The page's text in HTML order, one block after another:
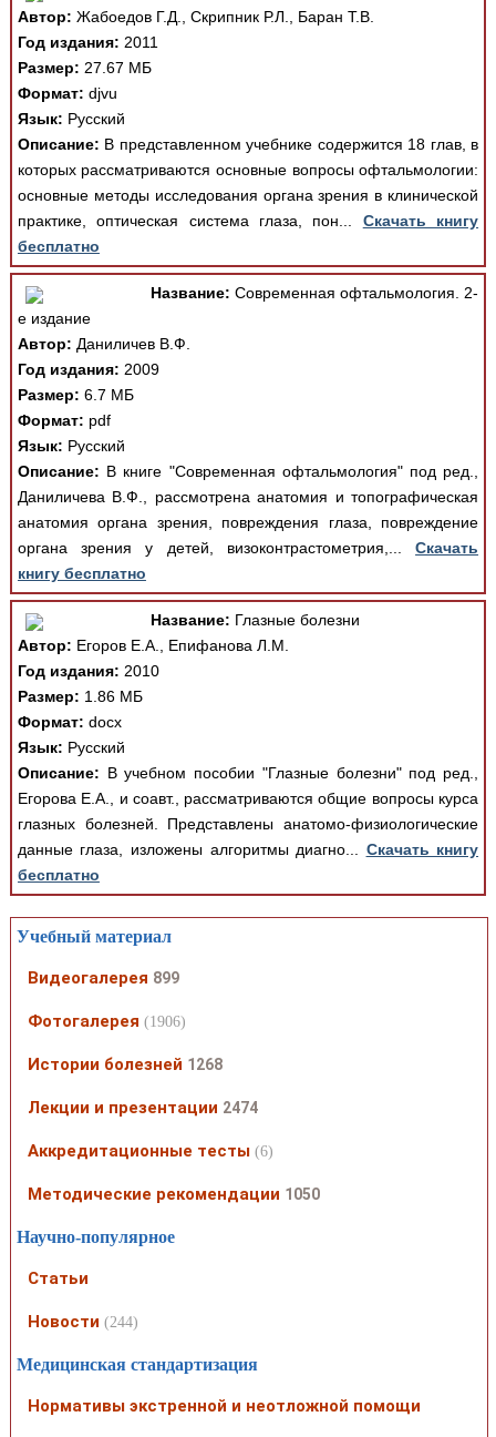
Автор: Жабоедов Г.Д., Скрипник Р.Л., Баран Т.В.
Год издания: 2011
Размер: 27.67 МБ
Формат: djvu
Язык: Русский
Описание: В представленном учебнике содержится 18 глав, в
которых рассматриваются основные вопросы офтальмологии:
основные методы исследования органа зрения в клинической
практике, оптическая система глаза, пон... Скачать книгу
бесплатно
Название: Современная офтальмология. 2-
е издание
Автор: Даниличев В.Ф.
Год издания: 2009
Размер: 6.7 МБ
Формат: pdf
Язык: Русский
Описание: В книге "Современная офтальмология" под ред.,
Даниличева В.Ф., рассмотрена анатомия и топографическая
анатомия органа зрения, повреждения глаза, повреждение
органа зрения у детей, визоконтрастометрия,...Скачать
книгу бесплатно
Название: Глазные болезни
Автор: Егоров Е.А., Епифанова Л.М.
Год издания: 2010
Размер: 1.86 МБ
Формат: docx
Язык: Русский
Описание: В учебном пособии "Глазные болезни" под ред.,
Егорова Е.А., и соавт., рассматриваются общие вопросы курса
глазных болезней. Представлены анатомо-физиологические
данные глаза, изложены алгоритмы диагно... Скачать книгу
бесплатно
Учебный материал
Видеогалерея 899
Фотогалерея (1906)
Истории болезней 1268
Лекции и презентации 2474
Аккредитационные тесты (6)
Методические рекомендации 1050
Научно-популярное
Статьи
Новости (244)
Медицинская стандартизация
Нормативы экстренной и неотложной помощи